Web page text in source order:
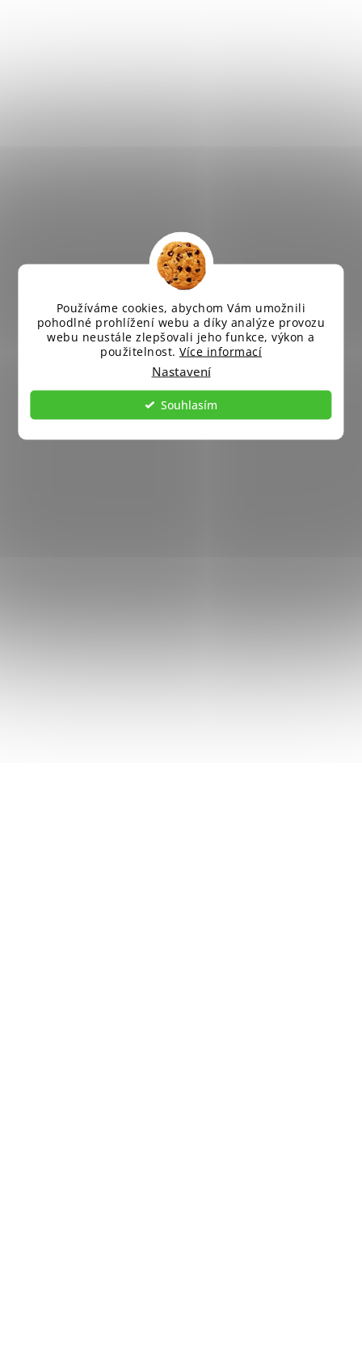
Používáme cookies, abychom Vám umožnili
pohodlné prohlížení webu a díky analýze provozu
webu neustále zlepšovali jeho funkce, výkon a
použitelnost. Více informací
Nastavení
Souhlasím